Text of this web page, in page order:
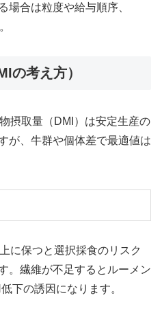
場合は粒度や給与順序、
の考え方）
摂取量（DMI）は安定生産の
が、牛群や個体差で最適値は
に保つと選択採食のリスク
。繊維が不足するとルーメン
下の誘因になります。